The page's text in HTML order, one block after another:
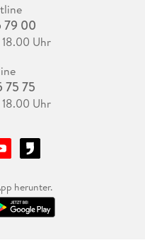
79 00
Uhr
75 75
Uhr
herunter.